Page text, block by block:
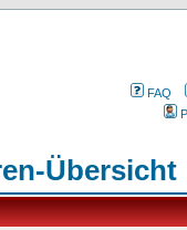
FAQ
Übersicht